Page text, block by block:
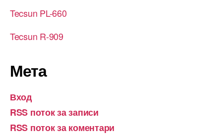
Tecsun PL-660
Tecsun R-909
Мета
Вход
RSS поток за записи
RSS поток за коментари